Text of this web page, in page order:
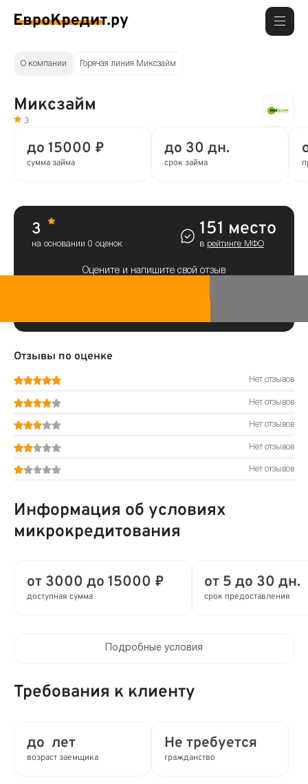
О компании Горячая линия Миксзайм
Миксзайм
3
до 15000 ₽
сумма займа
до 30 дн.
срок займа
3
на основании 0 оценок
151 место
в рейтинге МФО
Оцените и напишите свой отзыв
Отзывы по оценке
Нет отзывов
Нет отзывов
Нет отзывов
Нет отзывов
Нет отзывов
Информация об условиях
микрокредитования
от 3000 до 15000 ₽
доступная сумма
от 5 до 30 дн.
срок предоставления
до 0.8%
Подробные условия
Требования к клиенту
до лет
возраст заемщика
Не требуется
гражданство